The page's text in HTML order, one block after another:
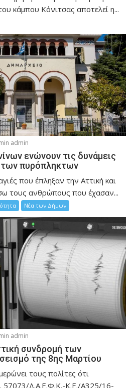
κάμπου Κόνιτσας αποτελεί η...
admin
ενώνουν τις δυνάμεις
των πυρόπληκτων
που έπληξαν την Αττική και
τους ανθρώπους που έχασαν...
Νέα των Δήμων
admin
συνδρομή των
της 8ης Μαρτίου
τους πολίτες ότι
57073/Δ.Α.Ε.Φ.Κ.-Κ.Ε./Α325/16-